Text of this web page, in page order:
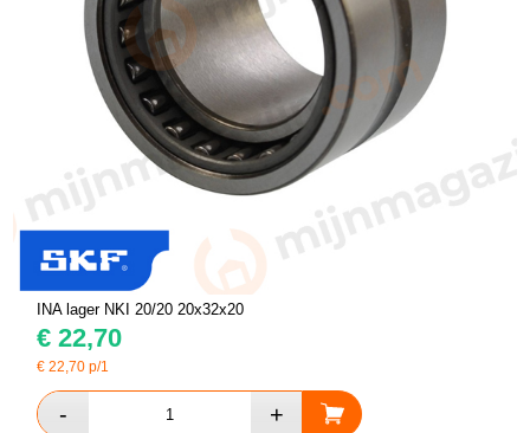
INA lager NKI 20/20 20x32x20
€ 22,70
€22,70 p/1